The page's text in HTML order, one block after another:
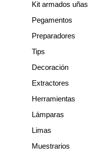
Kit armados uñas
Pegamentos
Preparadores
Tips
Decoración
Extractores
Herramientas
Lámparas
Limas
Muestrarios